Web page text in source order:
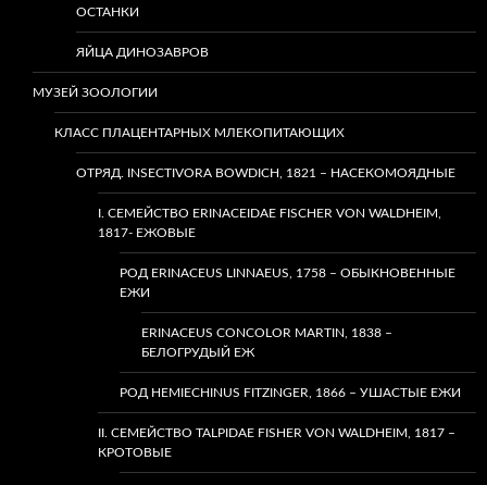
ОСТАНКИ
ЯЙЦА ДИНОЗАВРОВ
МУЗЕЙ ЗООЛОГИИ
КЛАСС ПЛАЦЕНТАРНЫХ МЛЕКОПИТАЮЩИХ
ОТРЯД. INSECTIVORA BOWDICH, 1821 – НАСЕКОМОЯДНЫЕ
I. СЕМЕЙСТВО ERINACEIDAE FISCHER VON WALDHEIM,
1817- ЕЖОВЫЕ
РОД ERINACEUS LINNAEUS, 1758 – ОБЫКНОВЕННЫЕ
ЕЖИ
ERINACEUS CONCOLOR MARTIN, 1838 –
БЕЛОГРУДЫЙ ЕЖ
РОД HEMIECHINUS FITZINGER, 1866 – УШАСТЫЕ ЕЖИ
II. СЕМЕЙСТВО TALPIDAE FISHER VON WALDHEIM, 1817 –
КРОТОВЫЕ